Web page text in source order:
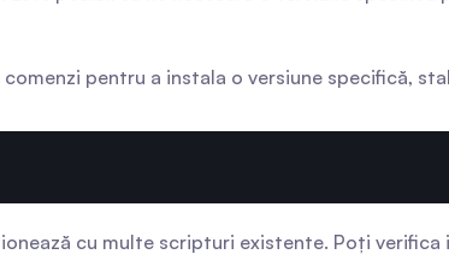
pentru a instala o versiune specifică,
cu multe scripturi existente. Poți verifica